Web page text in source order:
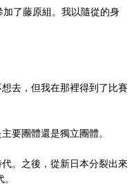
了藤原組。我以隨從的身
去，但我在那裡得到了比賽
要團體還是獨立團體。
。之後，從新日本分裂出來